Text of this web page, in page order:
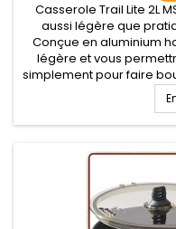
Casserole Trail Lite 2L
aussi légère que
Conçue en aluminium
légère et vous
simplement pour faire